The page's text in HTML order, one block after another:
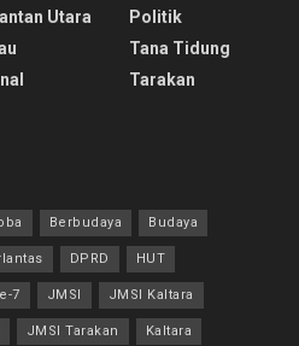
Utara
Politik
Tana Tidung
Tarakan
Berbudaya Budaya
DPRD HUT
7 JMSI JMSI Kaltara
JMSI Tarakan Kaltara